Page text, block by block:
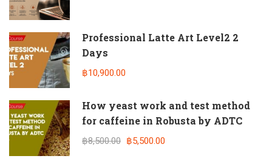
Professional Latte Art Level2 2
Days
฿10,900.00
How yeast work and test method
for caffeine in Robusta by ADTC
฿8,500.00 ฿5,500.00